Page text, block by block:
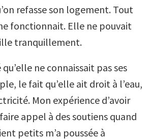
refasse son logement. Tout
fonctionnait. Elle ne pouvait
tranquillement.
qu’elle ne connaissait pas ses
le fait qu’elle ait droit à l’eau,
Mon expérience d’avoir
appel à des soutiens quand
petits m’a poussée à